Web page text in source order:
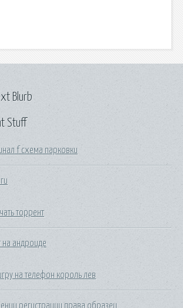
Stuff
f схема парковки
торрент
на андроиде
на телефон король лев
регистрации права образец
Blurb